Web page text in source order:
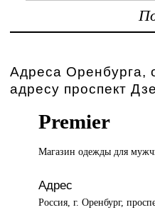
Адреса Оренбурга,
адресу проспект
Premier
Магазин одеждыдля
Адрес
Россия, г. Оренбург,